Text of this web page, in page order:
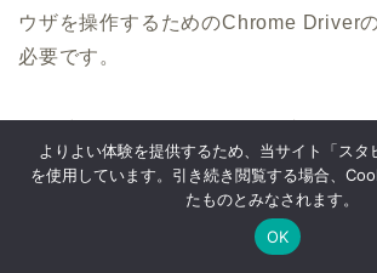
ウザを操作するためのChrome Driver
必要です。
Chrome Driverのバージョンが一致す
よりよい体験を提供するため、当サイト「ス
を使用しています。引き続き閲覧する場合、
たものとみなされます。
OK